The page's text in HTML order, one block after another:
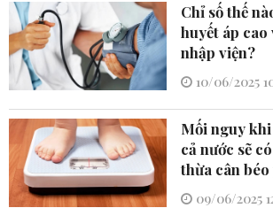
Chỉ số thế
huyết áp
nhập viện?
10/06/2025
Mối nguy
cả nước sẽ
thừa cân
09/06/2025